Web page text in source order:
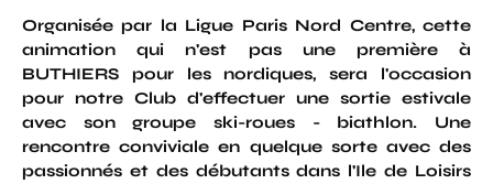
Organisée par la Ligue Paris Nord Centre, cette
animation qui n'est pas une première à
BUTHIERS pour les nordiques, sera l'occasion
pour notre Club d'effectuer une sortie estivale
avec son groupe ski-roues - biathlon. Une
rencontre conviviale en quelque sorte avec des
passionnés et des débutants dans l'Ile de Loisirs